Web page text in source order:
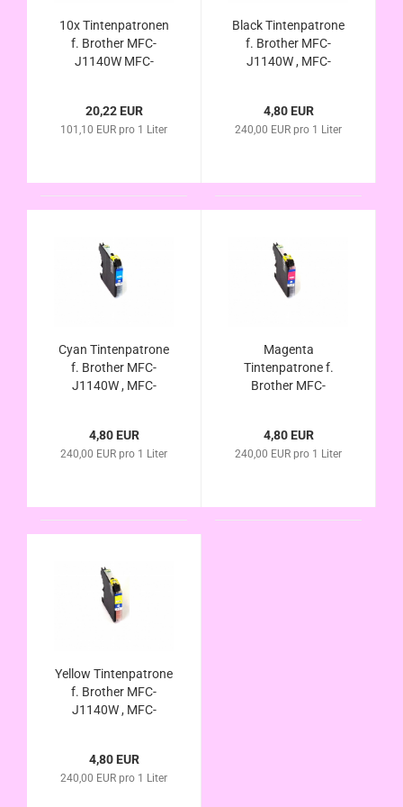
10x Tintenpatronen
f. Brother MFC-
J1140W MFC-
J1180DTW
kompatibel LC-223
20,22 EUR
101,10 EUR pro 1 Liter
Black Tintenpatrone
f. Brother MFC-
J1140W , MFC-
J1180DTW
kompatibel LC-223Bk
4,80 EUR
240,00 EUR pro 1 Liter
Cyan Tintenpatrone
f. Brother MFC-
J1140W , MFC-
J1180DTW
kompatibel LC-223C ,
4,80 EUR
240,00 EUR pro 1 Liter
Magenta
Tintenpatrone f.
Brother MFC-
J1170DW , MFC-
J1180DTW
4,80 EUR
240,00 EUR pro 1 Liter
Yellow Tintenpatrone
f. Brother MFC-
J1140W , MFC-
J1180DTW
kompatibel LC-223y ,
4,80 EUR
240,00 EUR pro 1 Liter